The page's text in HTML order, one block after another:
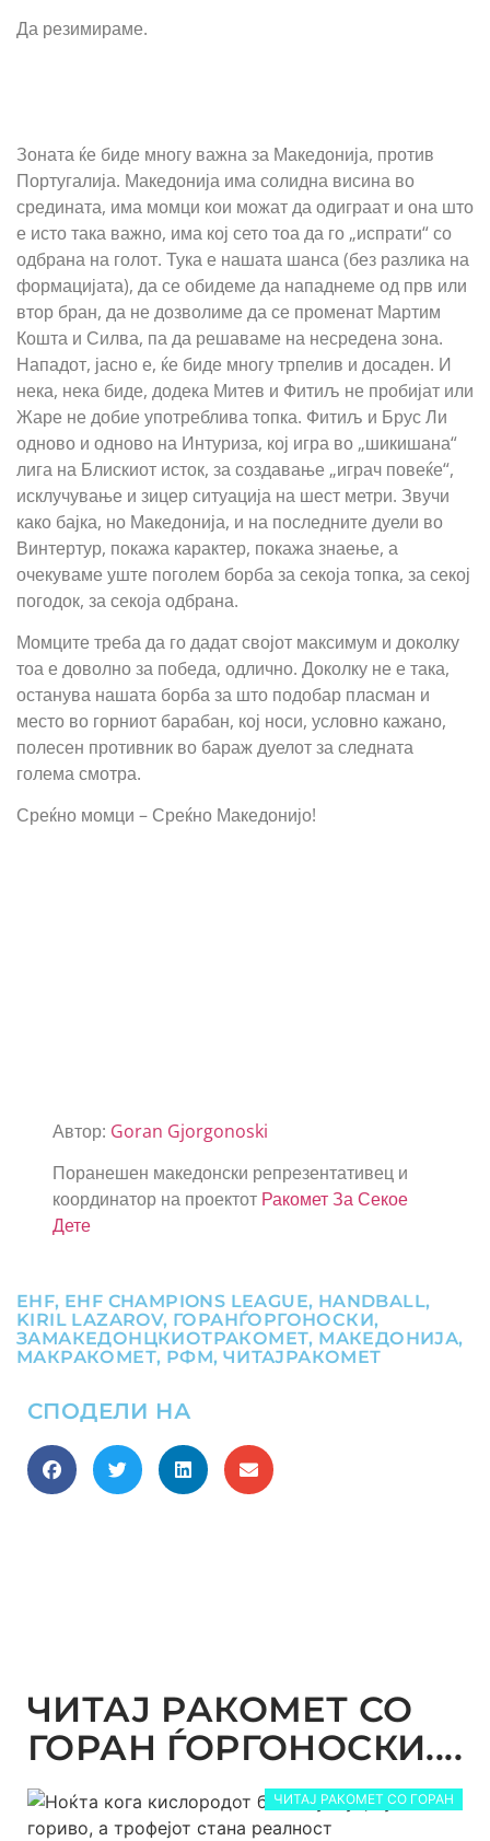
Да резимираме.
Зоната ќе биде многу важна за Македонија, против
Португалија. Македонија има солидна висина во
средината, има момци кои можат да одиграат и она што
е исто така важно, има кој сето тоа да го „испрати“ со
одбрана на голот. Тука е нашата шанса (без разлика на
формацијата), да се обидеме да нападнеме од прв или
втор бран, да не дозволиме да се променат Мартим
Кошта и Силва, па да решаваме на несредена зона.
Нападот, јасно е, ќе биде многу трпелив и досаден. И
нека, нека биде, додека Митев и Фитиљ не пробијат или
Жаре не добие употреблива топка. Фитиљ и Брус Ли
одново и одново на Интуриза, кој игра во „шикишана“
лига на Блискиот исток, за создавање „играч повеќе“,
исклучување и зицер ситуација на шест метри. Звучи
како бајка, но Македонија, и на последните дуели во
Винтертур, покажа карактер, покажа знаење, а
очекуваме уште поголем борба за секоја топка, за секој
погодок, за секоја одбрана.
Момците треба да го дадат својот максимум и доколку
тоа е доволно за победа, одлично. Доколку не е така,
останува нашата борба за што подобар пласман и
место во горниот барабан, кој носи, условно кажано,
полесен противник во бараж дуелот за следната
голема смотра.
Среќно момци – Среќно Македонијо!
Автор: Goran Gjorgonoski
Поранешен македонски репрезентативец и
координатор на проектот Ракомет За Секое
Дете
EHF, EHF CHAMPIONS LEAGUE, HANDBALL,
KIRIL LAZAROV, ГОРАНЃОРГОНОСКИ,
ЗАМАКЕДОНЦКИОТРАКОМЕТ, МАКЕДОНИЈА,
МАКРАКОМЕТ, РФМ, ЧИТАЈРАКОМЕТ
СПОДЕЛИ НА
ЧИТАЈ РАКОМЕТ СО
ГОРАН ЃОРГОНОСКИ....
ЧИТАЈ РАКОМЕТ СО ГОРАН